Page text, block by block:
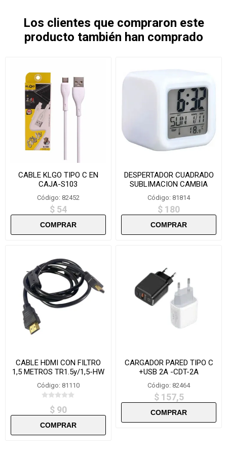
Los clientes que compraron este
producto también han comprado
CABLE KLGO TIPO C EN
CAJA-S103
Código: 82452
$ 54
DESPERTADOR CUADRADO
SUBLIMACION CAMBIA
COLOR -2519 WJ999
Código: 81814
$ 180
CABLE HDMI CON FILTRO
1,5 METROS TR1.5y/1,5-HW
Código: 81110
$ 90
CARGADOR PARED TIPO C
+USB 2A -CDT-2A
Código: 82464
$ 157,5